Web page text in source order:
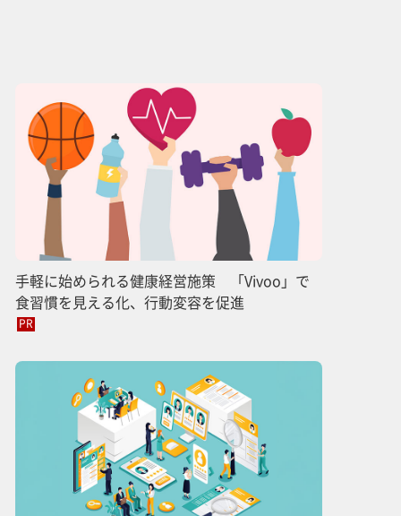
手軽に始められる健康経営施策 「Vivoo」で
食習慣を見える化、行動変容を促進
PR